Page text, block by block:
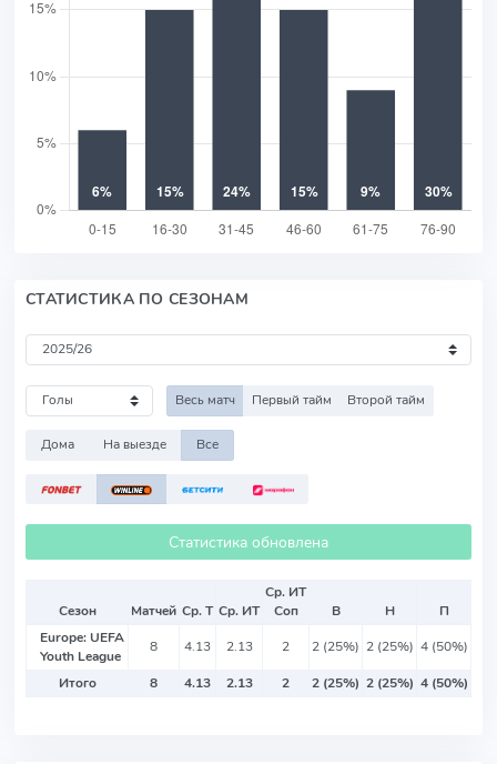
СТАТИСТИКА ПО СЕЗОНАМ
Весь матч Первый тайм Второй тайм
Дома На выезде Все
Статистика обновлена
Сезон Матчей Ср. Т Ср. ИТ
Ср. ИТ
Соп
В Н
П
Europe: UEFA
Youth League
8 4.13 2.13 2 2 (25%) 2 (25%) 4 (50%)
Итого 8 4.13 2.13 2 2 (25%) 2 (25%) 4 (50%)